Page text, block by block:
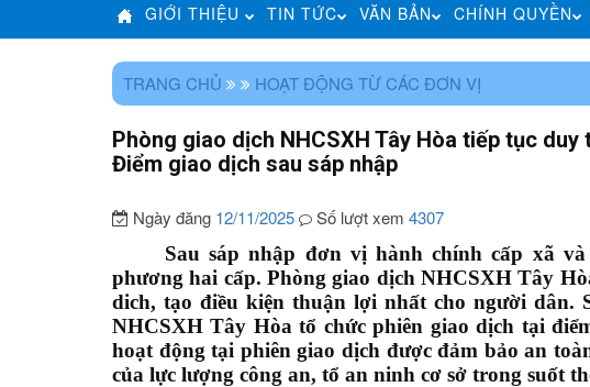
GIỚI THIỆU TIN TỨC VĂN BẢN CHÍNH QUYỀN
TRANG CHỦ HOẠT ĐỘNG TỪ CÁC ĐƠN VỊ
Phòng giao dịch NHCSXH Tây Hòa tiếp tục
Điểm giao dịch sau sáp nhập
Ngày đăng 12/11/2025 Số lượt xem 4307
Sau sáp nhập đơn vị hành chính cấp xã
phương hai cấp. Phòng giao dịch NHCSXH Tây
dich, tạo điều kiện thuận lợi nhất cho người dân.
NHCSXH Tây Hòa tổ chức phiên giao dịch tại
hoạt động tại phiên giao dịch được đảm bảo an
của lực lượng công an, tổ an ninh cơ sở trong suốt